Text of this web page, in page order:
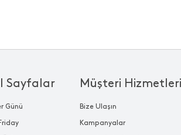
Sayfalar
Günü
Müşteri Hizmetleri
Bize Ulaşın
Kampanyalar